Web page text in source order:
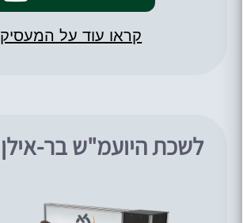
קראו עוד על המעסיק
לשכת היועמ"ש בר-אילן